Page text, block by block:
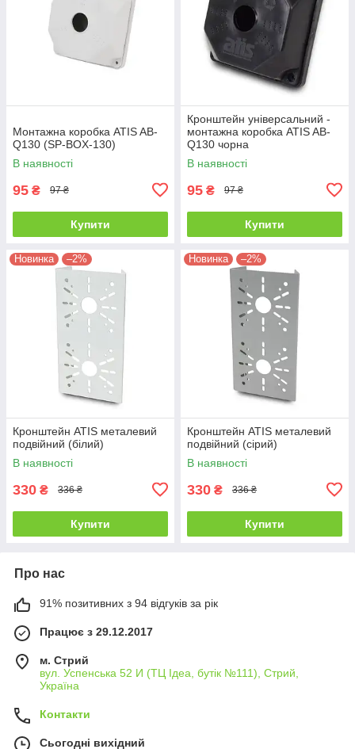
Монтажна коробка ATIS AB-
Q130 (SP-BOX-130)
В наявності
95 ₴ 97 ₴
Купити
Кронштейн універсальний -
монтажна коробка ATIS AB-
Q130 чорна
В наявності
95 ₴ 97 ₴
Купити
Новинка –2%
Кронштейн ATIS металевий
подвійний (білий)
В наявності
330 ₴ 336 ₴
Купити
Новинка –2%
Кронштейн ATIS металевий
подвійний (сірий)
В наявності
330 ₴ 336 ₴
Купити
Про нас
91% позитивних з 94 відгуків за рік
Працює з 29.12.2017
м. Стрий
вул. Успенська 52 И (ТЦ Ідеа, бутік №111), Стрий,
Україна
Контакти
Сьогодні вихідний